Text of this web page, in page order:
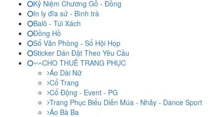
Kỷ Niệm Chương Gỗ - Đồng
In ly đĩa sứ - Bình trà
Balô - Túi Xách
Đồng Hồ
Sổ Văn Phòng - Sổ Hội Họp
Sticker Dán Đặt Theo Yêu Cầu
CHO THUÊ TRANG PHỤC
Áo Dài Nữ
Cổ Trang
Cổ Động - Event - PG
Trang Phục Biểu Diễn Múa - Nhảy - Dance Sport
Áo Bà Ba